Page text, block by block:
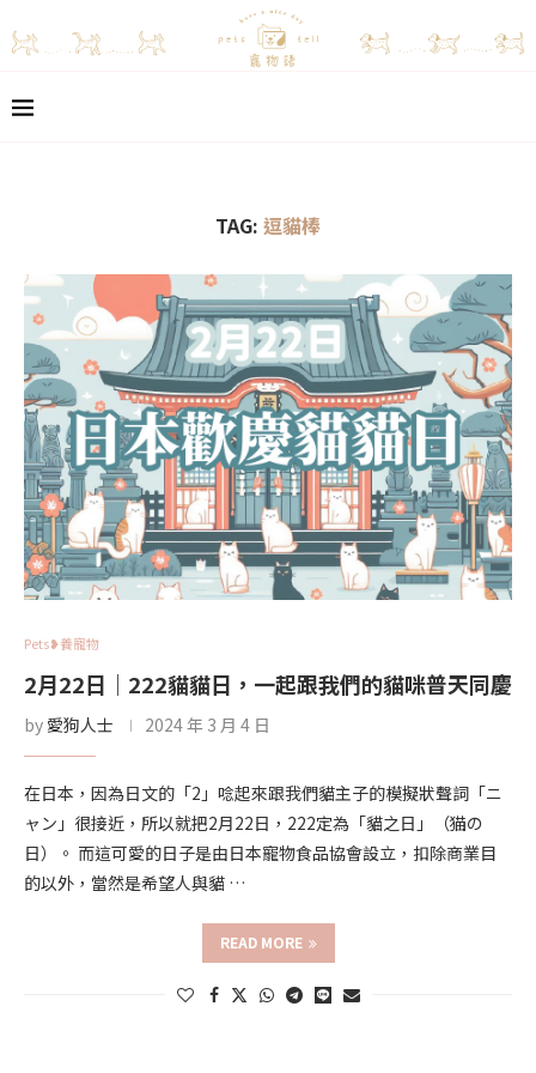
TAG: 逗貓棒
Pets❥養寵物
2月22日｜222貓貓日，一起跟我們的貓咪普天同慶
by 愛狗人士 2024 年 3 月 4 日
在日本，因為日文的「2」唸起來跟我們貓主子的模擬狀聲詞「ニ
ャン」很接近，所以就把2月22日，222定為「貓之日」（猫の
日）。 而這可愛的日子是由日本寵物食品協會設立，扣除商業目
的以外，當然是希望人與貓 …
READ MORE